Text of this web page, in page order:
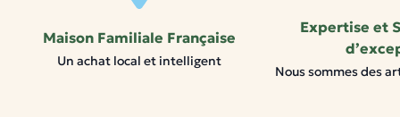
Maison Familiale Française
Un achat local et intelligent
Expertise et
Nous sommes des